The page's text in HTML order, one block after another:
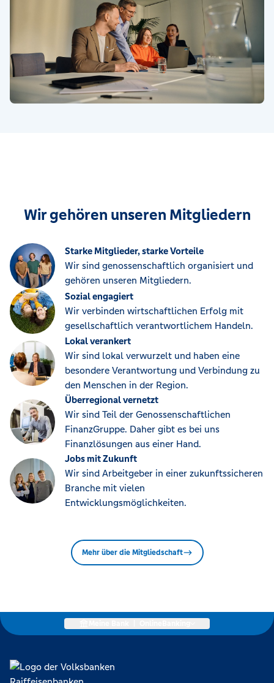
Wir gehören unseren Mitgliedern
Starke Mitglieder, starke Vorteile
Wir sind genossenschaftlich organisiert und
gehören unseren Mitgliedern.
Sozial engagiert
Wir verbinden wirtschaftlichen Erfolg mit
gesellschaftlich verantwortlichem Handeln.
Lokal verankert
Wir sind lokal verwurzelt und haben eine
besondere Verantwortung und Verbindung zu
den Menschen in der Region.
Überregional vernetzt
Wir sind Teil der Genossenschaftlichen
FinanzGruppe. Daher gibt es bei uns
Finanzlösungen aus einer Hand.
Jobs mit Zukunft
Wir sind Arbeitgeber in einer zukunftssicheren
Branche mit vielen
Entwicklungsmöglichkeiten.
Mehr über die Mitgliedschaft